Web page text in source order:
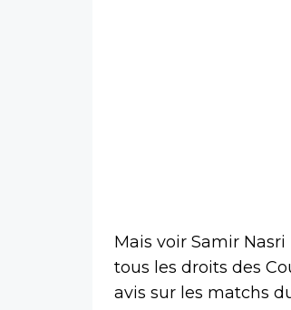
Mais voir Samir
tous les droits des
avis sur les matchs